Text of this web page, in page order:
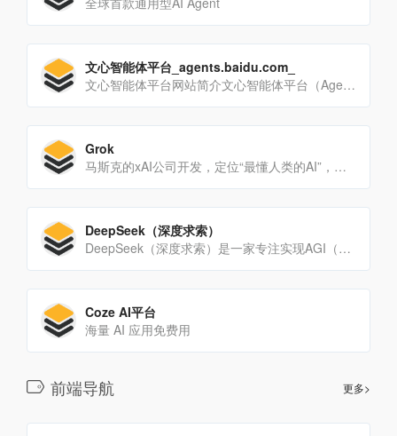
文心智能体平台_agents.baidu.com_
文心智能体平台网站简介‌文心智能体平台（AgentBuilder）是百度推出的基于文心大模型的智能化开发平[…]
Grok
马斯克的xAI公司开发，定位“最懂人类的AI”，主打‌实时联网‌和‌多模态交互‌。
DeepSeek（深度求索）
DeepSeek（深度求索）是一家专注实现AGI（通用人工智能）的中国科技公司，成立于2023年，总部位于杭州。公司聚焦大模型研发与应用，致力于通过创新技术推动人工智能的边界，为多行业提供智能化解决方案。
Coze AI平台
海量 AI 应用免费用
前端导航 更多>